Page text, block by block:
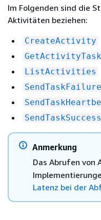
Im Folgenden sind die
Aktivitäten beziehen:
CreateActivity
GetActivityTask
ListActivities
SendTaskFailure
SendTaskSuccess
Anmerkung
Das Abrufen
Latenz bei der